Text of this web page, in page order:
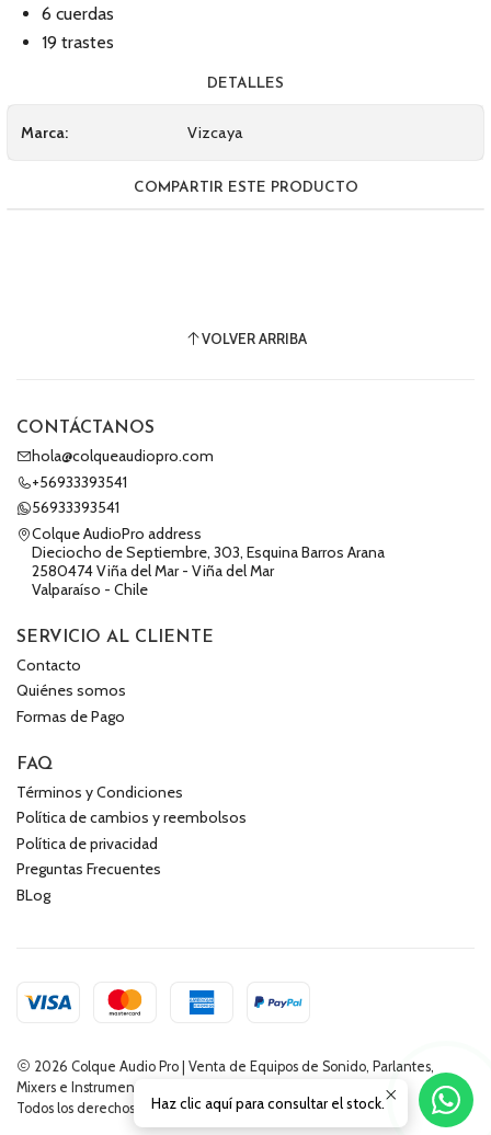
6 cuerdas
19 trastes
DETALLES
Marca: Vizcaya
COMPARTIR ESTE PRODUCTO
VOLVER ARRIBA
CONTÁCTANOS
hola@colqueaudiopro.com
+56933393541
56933393541
Colque AudioPro address
Dieciocho de Septiembre, 303, Esquina Barros Arana
2580474 Viña del Mar - Viña del Mar
Valparaíso - Chile
SERVICIO AL CLIENTE
Contacto
Quiénes somos
Formas de Pago
FAQ
Términos y Condiciones
Política de cambios y reembolsos
Política de privacidad
Preguntas Frecuentes
BLog
2026 Colque Audio Pro | Venta de Equipos de Sonido, Parlantes,
Mixers e Instrumentos Musicales.
Todos los derechos reservados.Desarrollado por Jumpseller
Haz clic aquí para consultar el stock.